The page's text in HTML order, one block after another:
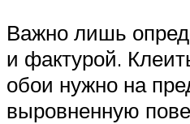
Важно лишь
и фактурой.
обои нужно на
выровненную